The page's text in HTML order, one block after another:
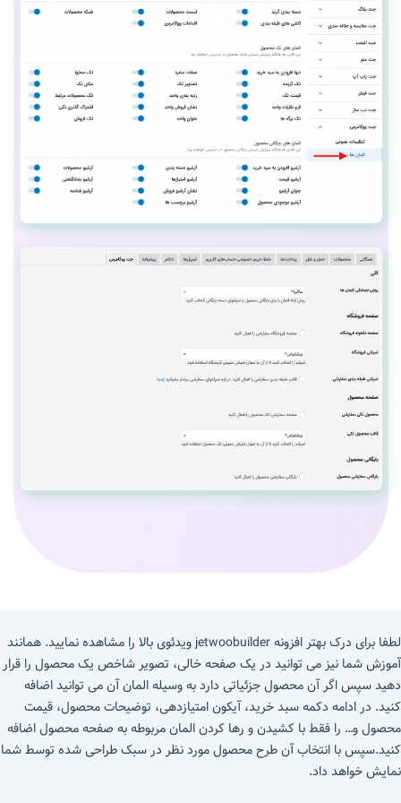
لطفا برای درک بهتر افزونه jetwoobuilder ویدئوی بالا را مشاهده نمایید. همانند
آموزش شما نیز می توانید در یک صفحه خالی، تصویر شاخص یک محصول را قرار
دهید سپس اگر آن محصول جزئیاتی دارد به وسیله المان آن می توانید اضافه
کنید. در ادامه دکمه سبد خرید، آیکون امتیازدهی، توضیحات محصول، قیمت
محصول و… را فقط با کشیدن و رها کردن المان مربوطه به صفحه محصول اضافه
کنید.سپس با انتخاب آن طرح محصول مورد نظر در سبک طراحی شده توسط شما
نمایش خواهد داد.